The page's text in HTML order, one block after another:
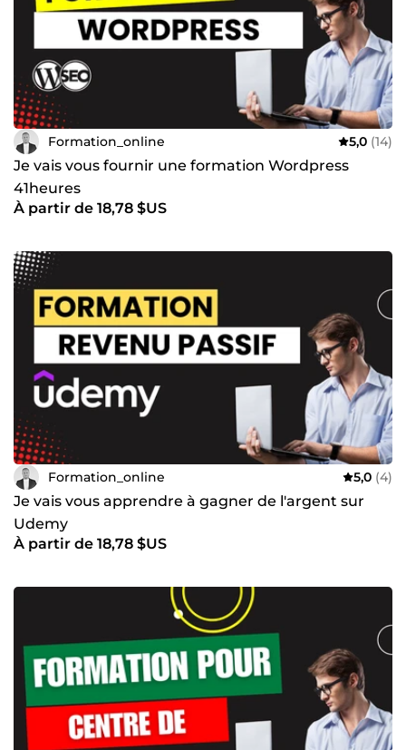
mieux comprendre leur importance et en quoi ils vous
seront idéalement utiles. Mon objectif est le suivant :
Partager mes connaissances d’une façon simple, concise
et conviviale avec de simples stratégies pratiques afin que
tout le monde puisse en tirer profit le plus rapidement
possible et de manière efficace.
Formation_online 5,0 (14)
Je vais vous fournir une formation Wordpress
41heures
À partir de 18,78 $US
Formation_online 5,0 (4)
Je vais vous apprendre à gagner de l'argent sur
Udemy
À partir de 18,78 $US